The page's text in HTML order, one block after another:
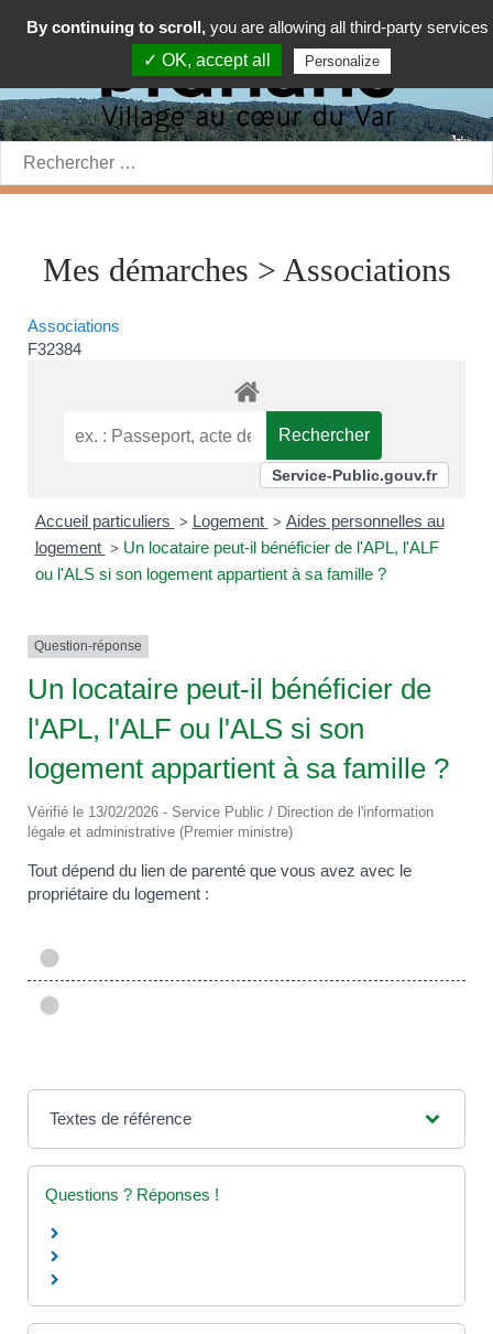
Rechercher:
Mes démarches > Associations
Associations
F32384
Service-Public.gouv.fr
Accueil particuliers > Logement > Aides personnelles au
logement > Un locataire peut-il bénéficier de l'APL, l'ALF
ou l'ALS si son logement appartient à sa famille ?
Question-réponse
Un locataire peut-il bénéficier de
l'APL, l'ALF ou l'ALS si son
logement appartient à sa famille ?
Vérifié le 13/02/2026 - Service Public / Direction de l'information
légale et administrative (Premier ministre)
Tout dépend du lien de parenté que vous avez avec le
propriétaire du logement :
Textes de référence
Questions ? Réponses !
By continuing to scroll, you are allowing all third-party services
✓ OK, accept all
Personalize